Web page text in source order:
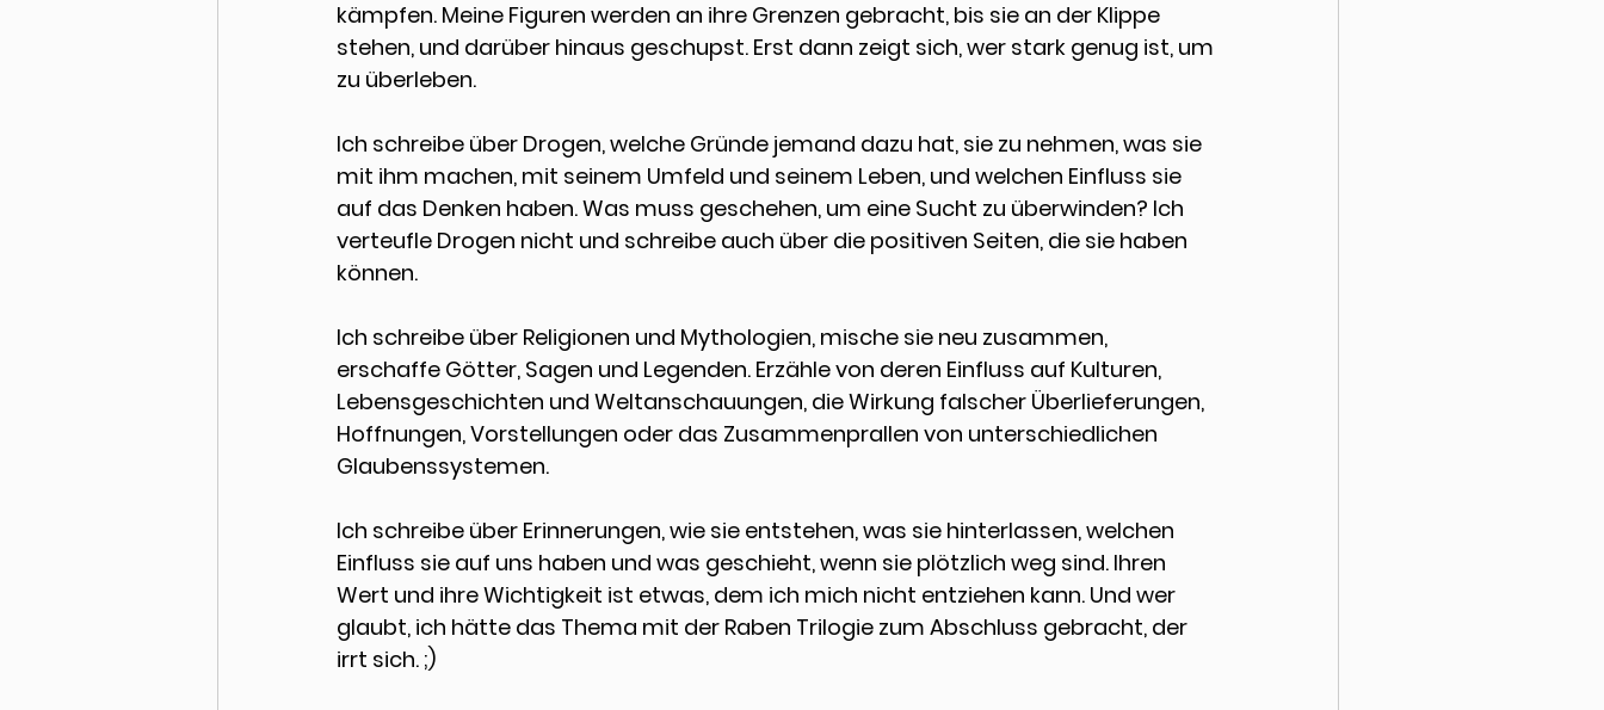
kämpfen. Meine Figuren werden an ihre Grenzen gebracht, bis sie an der Klippe
stehen, und darüber hinaus geschupst. Erst dann zeigt sich, wer stark genug ist, um
zu überleben.
Ich schreibe über Drogen, welche Gründe jemand dazu hat, sie zu nehmen, was sie
mit ihm machen, mit seinem Umfeld und seinem Leben, und welchen Einfluss sie
auf das Denken haben. Was muss geschehen, um eine Sucht zu überwinden? Ich
verteufle Drogen nicht und schreibe auch über die positiven Seiten, die sie haben
können.
Ich schreibe über Religionen und Mythologien, mische sie neu zusammen,
erschaffe Götter, Sagen und Legenden. Erzähle von deren Einfluss auf Kulturen,
Lebensgeschichten und Weltanschauungen, die Wirkung falscher Überlieferungen,
Hoffnungen, Vorstellungen oder das Zusammenprallen von unterschiedlichen
Glaubenssystemen.
Ich schreibe über Erinnerungen, wie sie entstehen, was sie hinterlassen, welchen
Einfluss sie auf uns haben und was geschieht, wenn sie plötzlich weg sind. Ihren
Wert und ihre Wichtigkeit ist etwas, dem ich mich nicht entziehen kann. Und wer
glaubt, ich hätte das Thema mit der Raben Trilogie zum Abschluss gebracht, der
irrt sich. ;)